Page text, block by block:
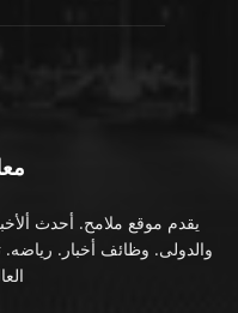
يقدم موقع ملامح. أحدث
والدولى. وظائف أخبار.